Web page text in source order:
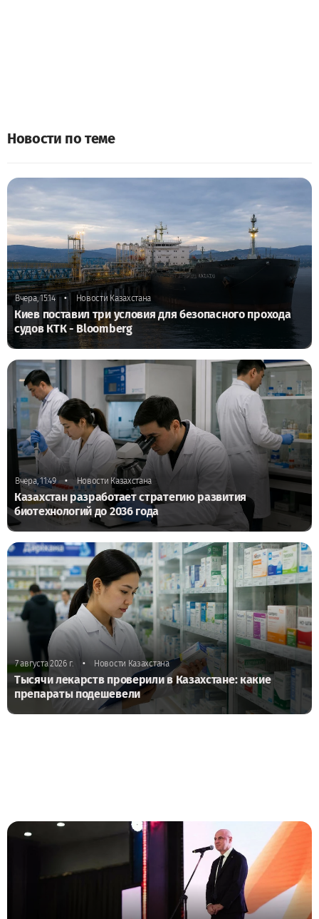
Новости по теме
Вчера, 15:14 • Новости Казахстана
Киев поставил три условия для безопасного прохода
судов КТК - Bloomberg
Вчера, 11:49 • Новости Казахстана
Казахстан разработает стратегию развития
биотехнологий до 2036 года
7 августа 2026 г. • Новости Казахстана
Тысячи лекарств проверили в Казахстане: какие
препараты подешевели